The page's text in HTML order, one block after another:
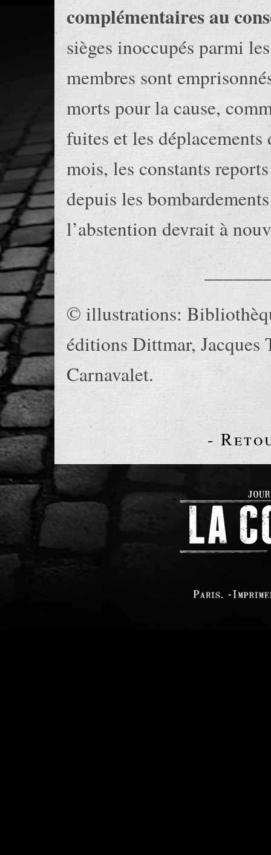
complémentaires au
sièges inoccupés parmi
membres sont
morts pour la cause,
fuites et les
mois, les constants
depuis les
l’abstention devrait à
© illustrations:
éditions Dittmar, Jacques
Carnavalet.
-